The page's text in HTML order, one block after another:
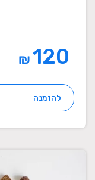
₪
להזמנה